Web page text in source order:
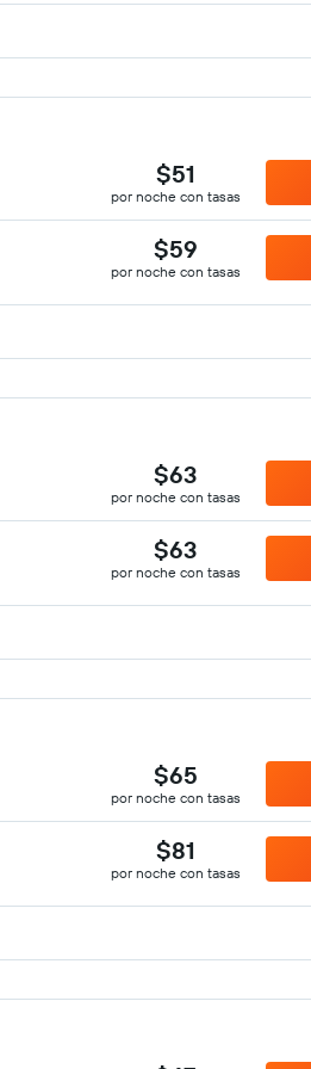
$51
por noche con tasas
$59
por noche con tasas
$63
por noche con tasas
$63
por noche con tasas
$65
por noche con tasas
$81
por noche con tasas